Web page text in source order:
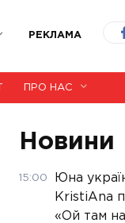
РЕКЛАМА
ПРО НАС
Новини
15:00
Юна
KristiAna
«Ой там на